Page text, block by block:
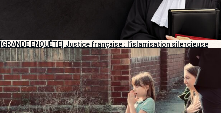
[GRANDE ENQUÊTE] Justice française : l’islamisation silencieuse